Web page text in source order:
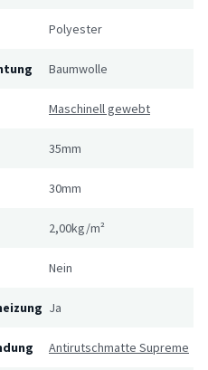
Polyester
Baumwolle
Maschinell gewebt
35mm
30mm
2,00kg/m²
Nein
Ja
Antirutschmatte Supreme